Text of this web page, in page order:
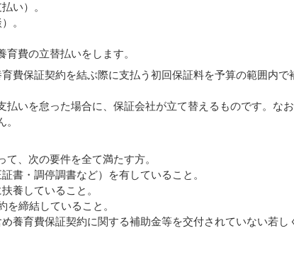
い）。
。
費の立替払いをします。
費保証契約を結ぶ際に支払う初回保証料を予算の範囲内で
いを怠った場合に、保証会社が立て替えるものです。なお
、次の要件を全て満たす方。
書・調停調書など）を有していること。
養していること。
を締結していること。
養育費保証契約に関する補助金等を交付されていない若し